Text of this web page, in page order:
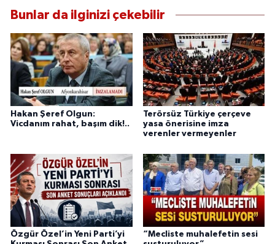
Bunlar da ilginizi çekebilir
Hakan Şeref Olgun:
Vicdanım rahat, başım dik!..
Terörsüz Türkiye çerçeve
yasa önerisine imza
verenler vermeyenler
Özgür Özel’in Yeni Parti’yi
“Mecliste muhalefetin sesi